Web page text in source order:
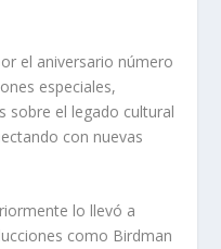
el aniversario número
especiales,
sobre el legado cultural
con nuevas
lo llevó a
como Birdman